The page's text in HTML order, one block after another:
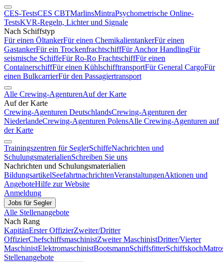
CES-TestsCES CBTMarlinsMintraPsychometrische Online-
TestsKVR-Regeln, Lichter und Signale
Nach Schiffstyp
Für einen ÖltankerFür einen ChemikalientankerFür einen
GastankerFür ein TrockenfrachtschiffFür Anchor HandlingFür
seismische SchiffeFür Ro-Ro FrachtschiffFür einen
ContainerschiffFür einen KühlschifftransportFür General CargoFür
einen BulkcarrierFür den Passagiertransport
Alle Crewing-AgenturenAuf der Karte
Auf der Karte
Crewing-Agenturen DeutschlandsCrewing-Agenturen der
NiederlandeCrewing-Agenturen PolensAlle Crewing-Agenturen auf
der Karte
Trainingszentren für SeglerSchiffeNachrichten und
SchulungsmaterialienSchreiben Sie uns
Nachrichten und Schulungsmaterialien
BildungsartikelSeefahrtnachrichtenVeranstaltungenAktionen und
AngeboteHilfe zur Website
Anmeldung
Jobs für Segler
Alle Stellenangebote
Nach Rang
KapitänErster OffizierZweiter/Dritter
OffizierChefschiffsmaschinistZweiter MaschinistDritter/Vierter
MaschinistElektromaschinistBootsmannSchiffsfitterSchiffskoch
Stellenangebote